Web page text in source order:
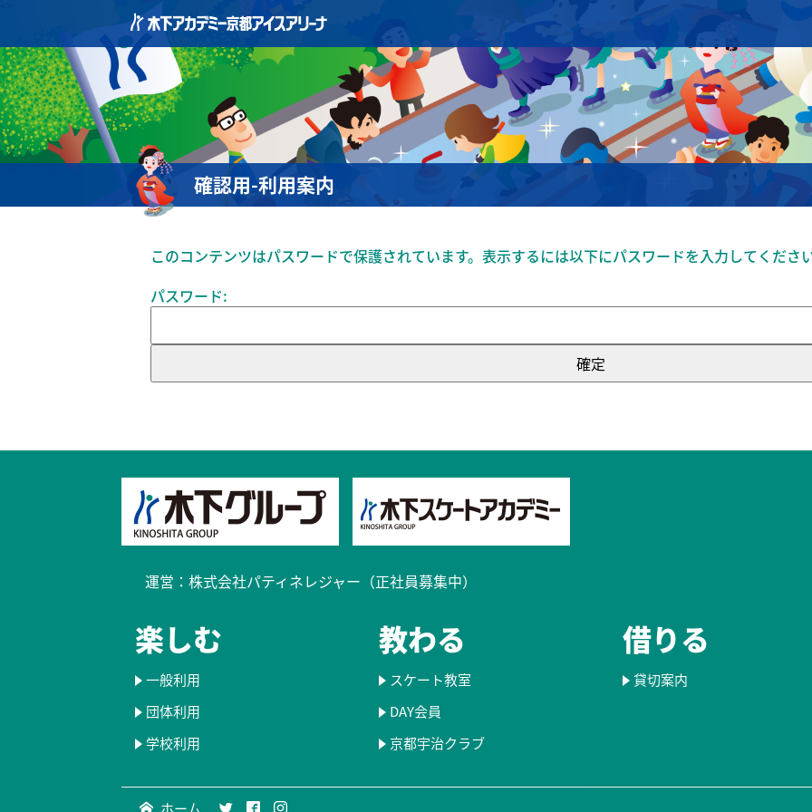
確認用-利用案内
このコンテンツはパスワードで保護されています。表示するには以下にパスワードを入力してくださ
パスワード:
運営： 株式会社パティネレジャー（正社員募集中）​
楽しむ
一般利用
団体利用
学校利用
教わる
スケート教室
DAY会員
京都宇治クラブ
借りる
貸切案内